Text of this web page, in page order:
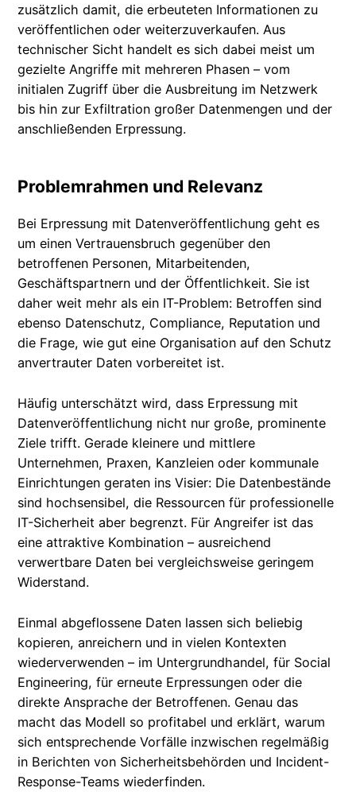
zusätzlich damit, die erbeuteten Informationen zu
veröffentlichen oder weiterzuverkaufen. Aus
technischer Sicht handelt es sich dabei meist um
gezielte Angriffe mit mehreren Phasen – vom
initialen Zugriff über die Ausbreitung im Netzwerk
bis hin zur Exfiltration großer Datenmengen und der
anschließenden Erpressung.
Problemrahmen und Relevanz
Bei Erpressung mit Datenveröffentlichung geht es
um einen Vertrauensbruch gegenüber den
betroffenen Personen, Mitarbeitenden,
Geschäftspartnern und der Öffentlichkeit. Sie ist
daher weit mehr als ein IT-Problem: Betroffen sind
ebenso Datenschutz, Compliance, Reputation und
die Frage, wie gut eine Organisation auf den Schutz
anvertrauter Daten vorbereitet ist.
Häufig unterschätzt wird, dass Erpressung mit
Datenveröffentlichung nicht nur große, prominente
Ziele trifft. Gerade kleinere und mittlere
Unternehmen, Praxen, Kanzleien oder kommunale
Einrichtungen geraten ins Visier: Die Datenbestände
sind hochsensibel, die Ressourcen für professionelle
IT-Sicherheit aber begrenzt. Für Angreifer ist das
eine attraktive Kombination – ausreichend
verwertbare Daten bei vergleichsweise geringem
Widerstand.
Einmal abgeflossene Daten lassen sich beliebig
kopieren, anreichern und in vielen Kontexten
wiederverwenden – im Untergrundhandel, für Social
Engineering, für erneute Erpressungen oder die
direkte Ansprache der Betroffenen. Genau das
macht das Modell so profitabel und erklärt, warum
sich entsprechende Vorfälle inzwischen regelmäßig
in Berichten von Sicherheitsbehörden und Incident-
Response-Teams wiederfinden.